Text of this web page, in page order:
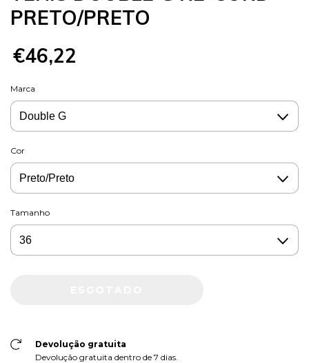
PRETO/PRETO
€46,22
Marca
Cor
Tamanho
Devolução gratuita
Devolução gratuita dentro de 7 dias.